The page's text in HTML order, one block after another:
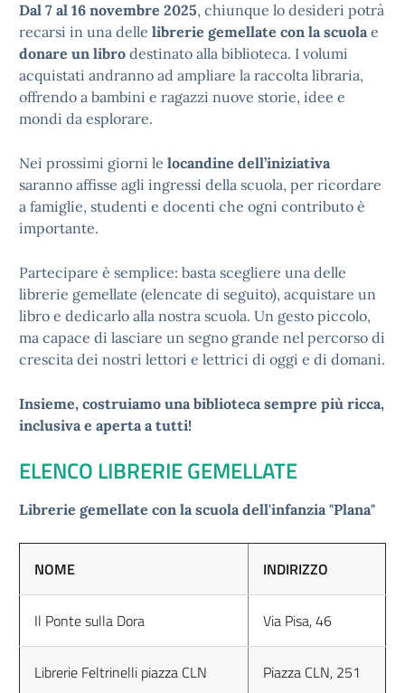
Dal 7 al 16 novembre 2025, chiunque lo desideri potrà
recarsi in una delle librerie gemellate con la scuolae
donare un libro destinato alla biblioteca. I volumi
acquistati andranno ad ampliare la raccolta libraria,
offrendo a bambini e ragazzi nuove storie, idee e
mondi da esplorare.
Nei prossimi giorni le locandine dell’iniziativa
saranno affisse agli ingressi della scuola, per ricordare
a famiglie, studenti e docenti che ogni contributo è
importante.
Partecipare è semplice: basta scegliere una delle
librerie gemellate (elencate di seguito), acquistare un
libro e dedicarlo alla nostra scuola. Un gesto piccolo,
ma capace di lasciare un segno grande nel percorso di
crescita dei nostri lettori e lettrici di oggi e di domani.
Insieme, costruiamo una biblioteca sempre più ricca,
inclusiva e aperta a tutti!
ELENCO LIBRERIE GEMELLATE
Librerie gemellate con la scuola dell'infanzia "Plana"
NOME INDIRIZZO
Il Ponte sulla Dora Via Pisa, 46
Librerie Feltrinelli piazza CLN Piazza CLN, 251